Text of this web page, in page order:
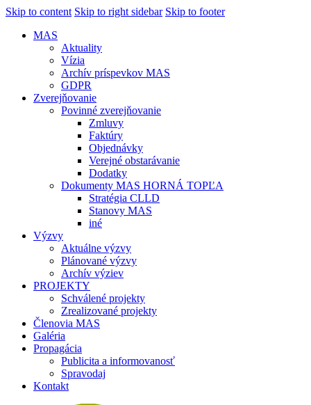
Skip to content Skip to right sidebar Skip to footer
MAS
Aktuality
Vízia
Archív príspevkov MAS
GDPR
Zverejňovanie
Povinné zverejňovanie
Zmluvy
Faktúry
Objednávky
Verejné obstarávanie
Dodatky
Dokumenty MAS HORNÁ TOPĽA
Stratégia CLLD
Stanovy MAS
iné
Výzvy
Aktuálne výzvy
Plánované výzvy
Archív výziev
PROJEKTY
Schválené projekty
Zrealizované projekty
Členovia MAS
Galéria
Propagácia
Publicita a informovanosť
Spravodaj
Kontakt